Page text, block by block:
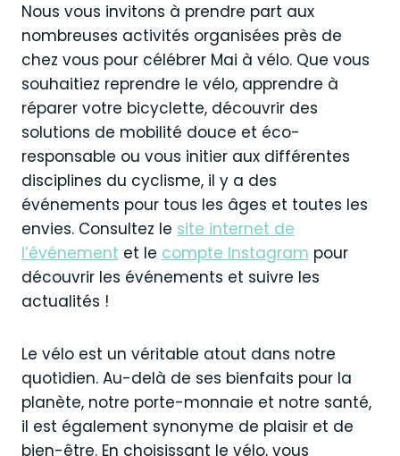
Nous vous invitons à prendre part aux
nombreuses activités organisées près de
chez vous pour célébrer Mai à vélo. Que vous
souhaitiez reprendre le vélo, apprendre à
réparer votre bicyclette, découvrir des
solutions de mobilité douce et éco-
responsable ou vous initier aux différentes
disciplines du cyclisme, il y a des
événements pour tous les âges et toutes les
envies. Consultez le site internet de
l’événement et le compte Instagram pour
découvrir les événements et suivre les
actualités !
Le vélo est un véritable atout dans notre
quotidien. Au-delà de ses bienfaits pour la
planète, notre porte-monnaie et notre santé,
il est également synonyme de plaisir et de
bien-être. En choisissant le vélo, vous